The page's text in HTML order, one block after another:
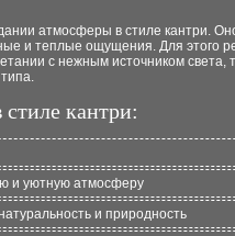
атмосферы в стиле кантри.
и теплые ощущения. Для этого
с нежным источником света,
кантри:
и уютную атмосферу
и природность